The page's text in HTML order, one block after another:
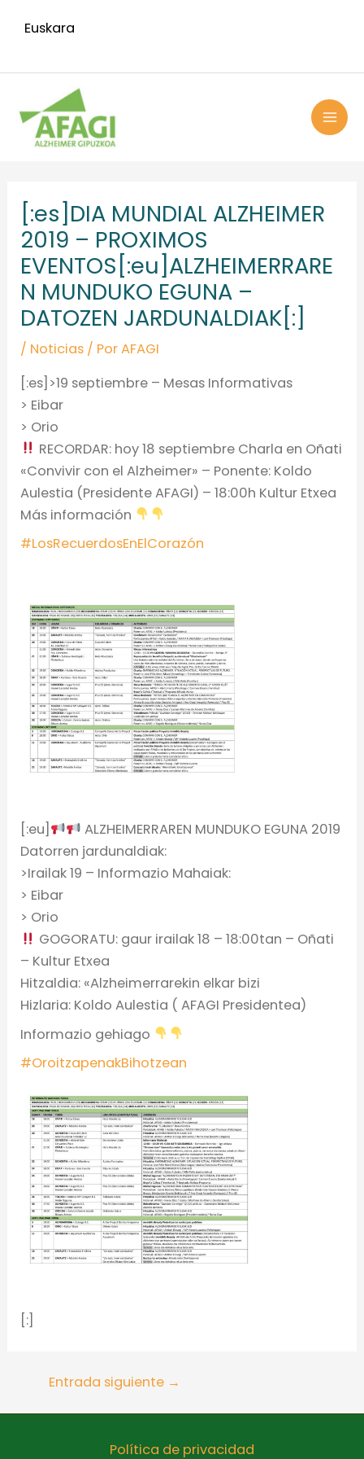
Euskara
[:es]DIA MUNDIAL ALZHEIMER
2019 – PROXIMOS
EVENTOS[:eu]ALZHEIMERRARE
N MUNDUKO EGUNA –
DATOZEN JARDUNALDIAK[:]
/ Noticias / PorAFAGI
[:es]>19 septiembre – Mesas Informativas
> Eibar
> Orio
RECORDAR: hoy 18 septiembre Charla en Oñati
«Convivir con el Alzheimer» – Ponente: Koldo
Aulestia (Presidente AFAGI) – 18:00h Kultur Etxea
Más información
#LosRecuerdosEnElCorazón
[:eu]
ALZHEIMERRAREN MUNDUKO EGUNA 2019
Datorren jardunaldiak:
>Irailak 19 – Informazio Mahaiak:
> Eibar
> Orio
GOGORATU: gaur irailak 18 – 18:00tan – Oñati
– Kultur Etxea
Hitzaldia: «Alzheimerrarekin elkar bizi
Hizlaria: Koldo Aulestia ( AFAGI Presidentea)
Informazio gehiago
#OroitzapenakBihotzean
[:]
entradas
Entrada siguiente →
Política de privacidad